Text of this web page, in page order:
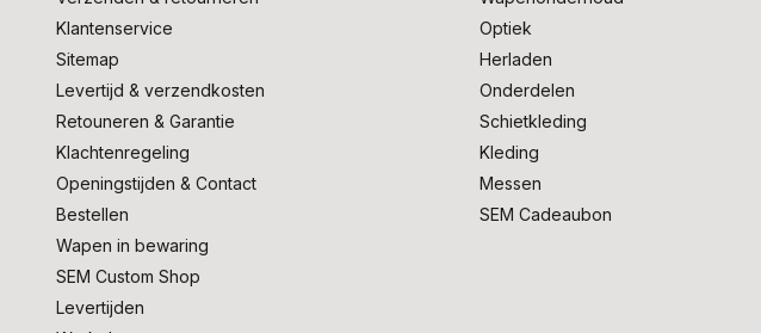
Klantenservice
Sitemap
Levertijd & verzendkosten
Retouneren & Garantie
Klachtenregeling
Openingstijden & Contact
Bestellen
Wapen in bewaring
SEM Custom Shop
Levertijden
Optiek
Herladen
Onderdelen
Schietkleding
Kleding
Messen
SEM Cadeaubon